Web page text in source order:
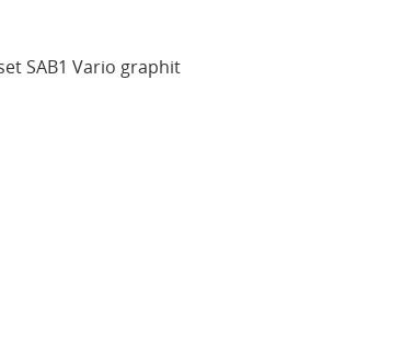
SAB1 Vario graphit